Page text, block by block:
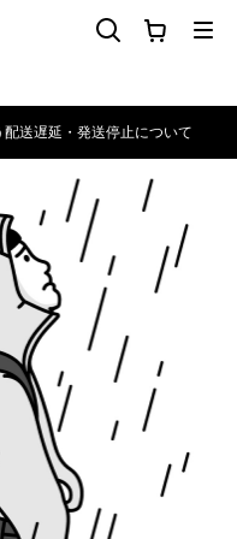
送遅延・発送停止について